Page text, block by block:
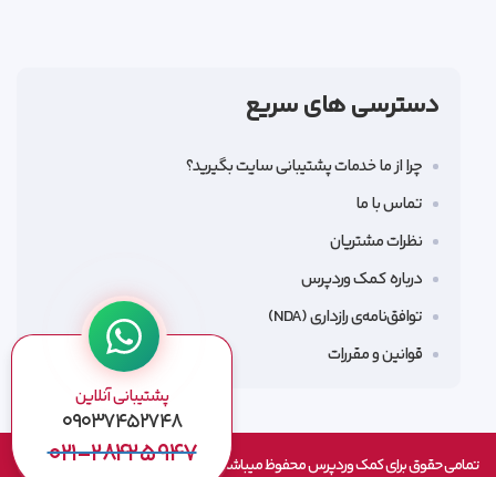
دسترسی های سریع
چرا از ما خدمات پشتیبانی سایت بگیرید؟
تماس با ما
نظرات مشتریان
درباره کمک وردپرس
توافق‌نامه‌ی رازداری (NDA)
قوانین و مقررات
تمامی حقوق برای کمک وردپرس محفوظ میباشد طراحی شده بصورت بومی توسط کمک
پشتیبانی آنلاین
۰۹۰۳۷۴۵۲۷۴۸
۰۲۱-۲۸۴۲۵۹۴۷